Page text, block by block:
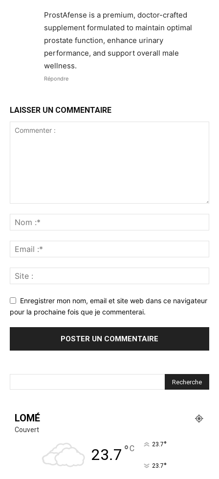
ProstAfense is a premium, doctor-crafted
supplement formulated to maintain optimal
prostate function, enhance urinary
performance, and support overall male
wellness.
Répondre
LAISSER UN COMMENTAIRE
Enregistrer mon nom, email et site web dans ce navigateur
pour la prochaine fois que je commenterai.
LOMÉ
Couvert
23.7 °C 23.7°
23.7°